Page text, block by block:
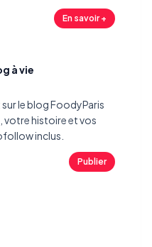
En savoir +
à vie
le blog FoodyParis
histoire et vos
inclus.
Publier